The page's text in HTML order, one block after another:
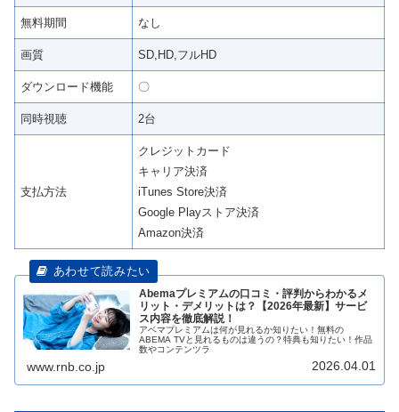
無料期間 なし
画質 SD,HD,フルHD
ダウンロード機能 〇
同時視聴 2台
支払方法
クレジットカード
キャリア決済
iTunes Store決済
Google Playストア決済
Amazon決済
Abemaプレミアムの口コミ・評判からわかるメ
リット・デメリットは？【2026年最新】サービ
ス内容を徹底解説！
アベマプレミアムは何が見れるか知りたい！無料の
ABEMA TVと見れるものは違うの？特典も知りたい！作品
数やコンテンツラ
www.rnb.co.jp 2026.04.01